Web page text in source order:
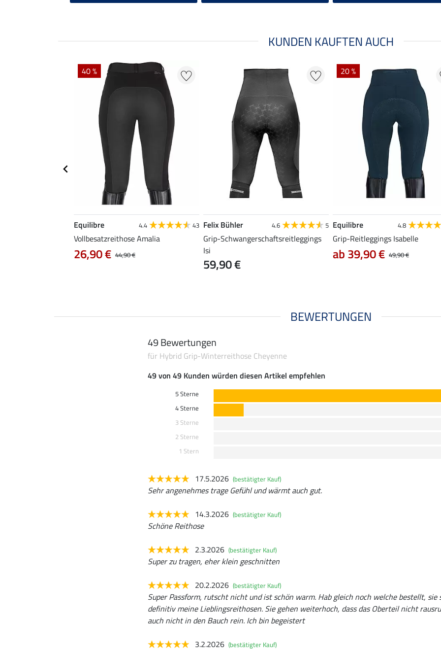
KUNDEN KAUFTEN AUCH
40 %
Equilibre 4.4 43
Vollbesatzreithose Amalia
44,90 €
26,90 €
Felix Bühler 4.6 5
Grip-Schwangerschaftsreitleggings
Isi
59,90 €
20 %
Equilibre 4.8
Grip-Reitleggings Isabelle
49,90 €
ab 39,90 €
BEWERTUNGEN
49 Bewertungen
für Hybrid Grip-Winterreithose Cheyenne
49 von 49 Kunden würden diesen Artikel empfehlen
5 Sterne
4 Sterne
3 Sterne
2 Sterne
1 Stern
17.5.2026 (bestätigter Kauf)
Sehr angenehmes trage Gefühl und wärmt auch gut.
14.3.2026 (bestätigter Kauf)
Schöne Reithose
2.3.2026 (bestätigter Kauf)
Super zu tragen, eher klein geschnitten
20.2.2026 (bestätigter Kauf)
Super Passform, rutscht nicht und ist schön warm. Hab gleich noch welche bestellt,
definitiv meine Lieblingsreithosen. Sie gehen weiterhoch, dass das Oberteil nicht
auch nicht in den Bauch rein. Ich bin begeistert
3.2.2026 (bestätigter Kauf)